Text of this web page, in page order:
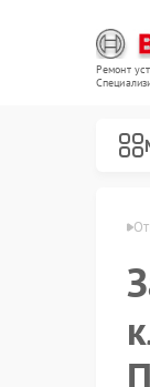
Ремонт
Bosch в Пензе